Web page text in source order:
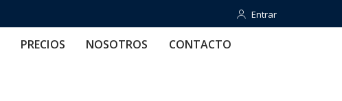
Entrar
Entrar
PRECIOS NOSOTROS CONTACTO